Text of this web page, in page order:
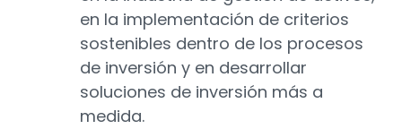
en la implementación de criterios
sostenibles dentro de los procesos
de inversión y en desarrollar
soluciones de inversión más a
medida.